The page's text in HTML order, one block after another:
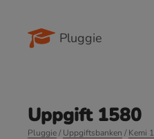
Pluggie
Uppgift 1580
Pluggie/Uppgiftsbanken /Kemi 1